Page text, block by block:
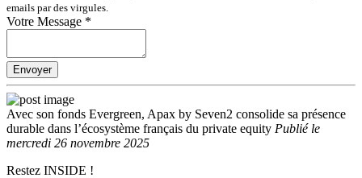
emails par des virgules.
Votre Message *
Envoyer
Avec son fonds Evergreen, Apax by Seven2 consolide sa présence
durable dans l’écosystème français du private equity Publiéle
mercredi 26 novembre 2025
Restez INSIDE !